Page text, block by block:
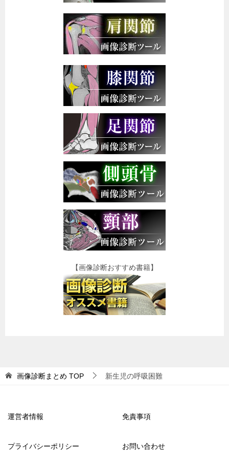
【画像診断おすすめ書籍】
画像診断まとめ TOP 新生児の呼吸困難
運営者情報 免責事項
プライバシーポリシー お問い合わせ